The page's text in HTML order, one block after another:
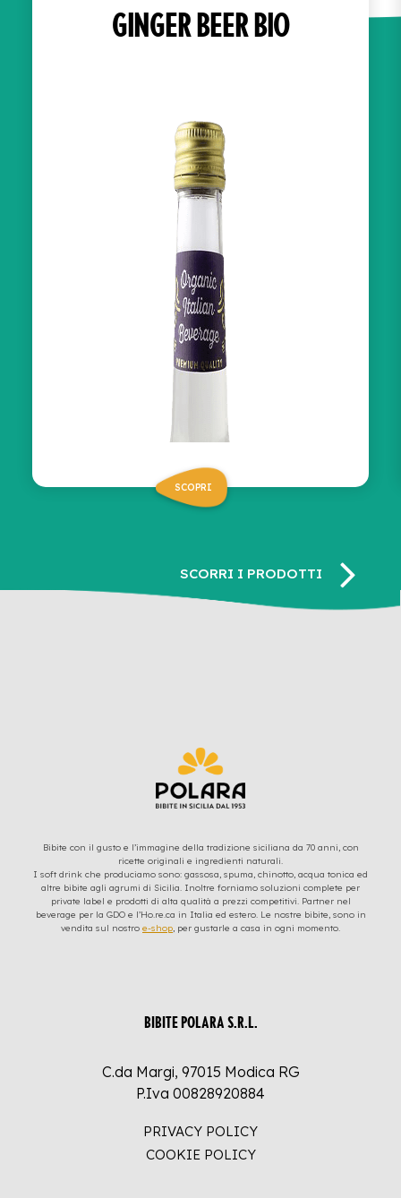
GINGER BEER BIO
SCOPRI
Bibite con il gusto e l’immagine della tradizione siciliana da 70 anni, con
ricette originali e ingredienti naturali.
I soft drink che produciamo sono: gassosa, spuma, chinotto, acqua tonica ed
altre bibite agli agrumi di Sicilia. Inoltre forniamo soluzioni complete per
private label e prodotti di alta qualità a prezzi competitivi. Partner nel
beverage per la GDO e l’Ho.re.ca in Italia ed estero. Le nostre bibite, sono in
vendita sul nostro e-shop, per gustarle a casa in ogni momento.
BIBITE POLARA S.R.L.
C.da Margi, 97015 Modica RG
P.Iva 00828920884
PRIVACY POLICY
COOKIE POLICY